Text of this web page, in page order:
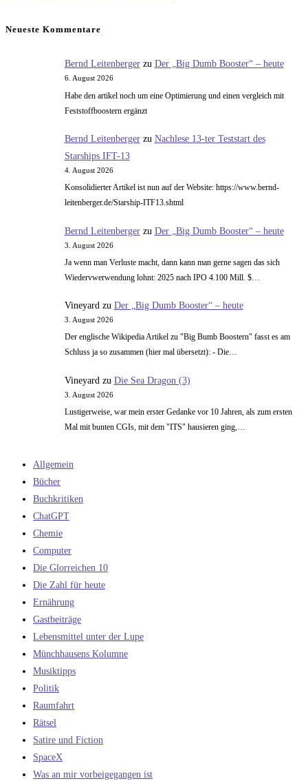
ein
Neueste Kommentare
Bernd Leitenbergerzu Der „Big Dumb Booster“ – heute
6. August 2026
Habe den artikel noch um eine Optimierung und einen vergleich mit
Feststoffboostern ergänzt
Bernd Leitenbergerzu Nachlese 13-ter Teststart des
Starships IFT-13
4. August 2026
Konsolidierter Artikel ist nun auf der Website: https://www.bernd-
leitenberger.de/Starship-ITF13.shtml
Bernd Leitenbergerzu Der „Big Dumb Booster“ – heute
3. August 2026
Ja wenn man Verluste macht, dann kann man gerne sagen das sich
Wiedervwerwendung lohnt: 2025 nach IPO 4.100 Mill. $…
Vineyardzu Der „Big Dumb Booster“ – heute
3. August 2026
Der englische Wikipedia Artikel zu "Big Bumb Boostern" fasst es am
Schluss ja so zusammen (hier mal übersetzt): - Die…
Vineyard zu Die Sea Dragon (3)
3. August 2026
Lustigerweise, war mein erster Gedanke vor 10 Jahren, als zum ersten
Mal mit bunten CGIs, mit dem "ITS" hausieren ging,…
Allgemein
Bücher
Buchkritiken
ChatGPT
Chemie
Computer
Die Glorreichen 10
Die Zahl für heute
Ernährung
Gastbeiträge
Lebensmittel unter der Lupe
Münchhausens Kolumne
Musiktipps
Politik
Raumfahrt
Rätsel
Satire und Fiction
SpaceX
Was an mir vorbeigegangen ist